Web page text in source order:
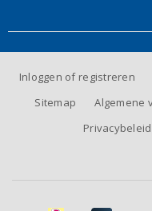
Inloggen of registreren
Sitemap
Algemene
Privacybeleid